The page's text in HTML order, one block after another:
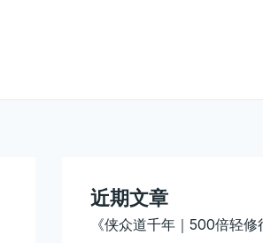
近期文章
《侠众道千年｜500倍轻修